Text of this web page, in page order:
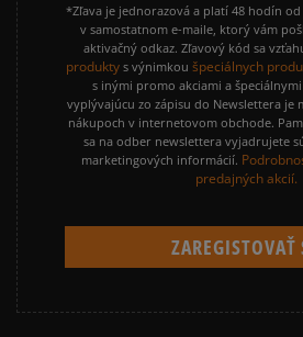
*Zľava je jednorazová a platí 48 hodín
v samostatnom e-maile, ktorý vám
aktivačný odkaz. Zľavový kód sa
produkty s výnimkou špeciálnych
s inými promo akciami a
vyplývajúcu zo zápisu do Newslettera je
nákupoch v internetovom obchode.
sa na odber newslettera vyjadrujete
marketingových informácií.
predajných akcií.